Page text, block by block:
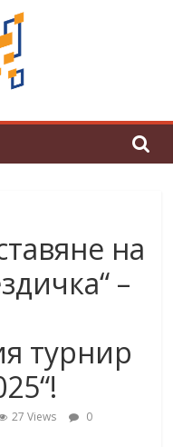
оживя в ОУ
на
–
турнир
27 Views
0